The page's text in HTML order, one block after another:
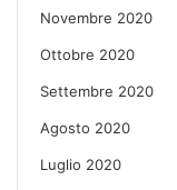
Novembre 2020
Ottobre 2020
Settembre 2020
Agosto 2020
Luglio 2020